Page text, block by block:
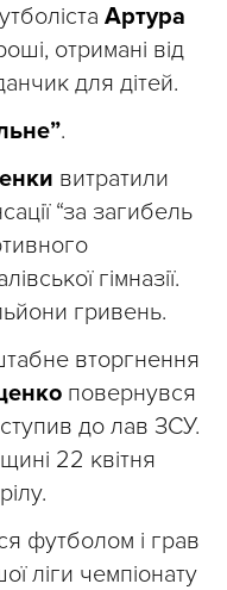
Артура
отримані від
для дітей.
.
витратили
“за загибель
гімназії.
гривень.
вторгнення
повернувся
до лав ЗСУ.
22 квітня
футболом і грав
ліги чемпіонату